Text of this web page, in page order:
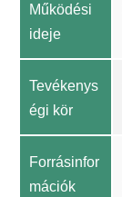
Működési
ideje
Tevékenys
égi kör
Forrásinfor
mációk